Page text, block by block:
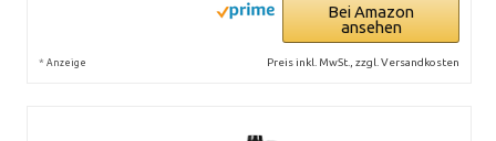
Bei Amazon
ansehen
* Anzeige Preis inkl. MwSt., zzgl. Versandkosten